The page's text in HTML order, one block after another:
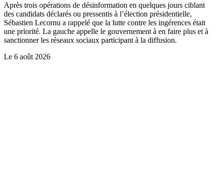
Après trois opérations de désinformation en quelques jours ciblant
des candidats déclarés ou pressentis à l’élection présidentielle,
Sébastien Lecornu a rappelé que la lutte contre les ingérences était
une priorité. La gauche appelle le gouvernement à en faire plus et à
sanctionner les réseaux sociaux participant à la diffusion.
Le 6 août 2026